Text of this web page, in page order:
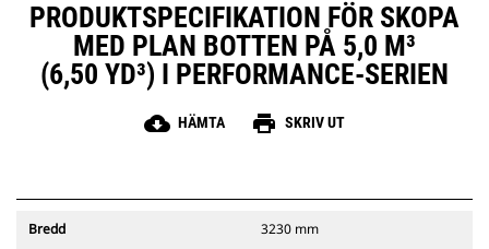
PRODUKTSPECIFIKATION FÖR SKOPA
MED PLAN BOTTEN PÅ 5,0 M³
(6,50 YD³) I PERFORMANCE-SERIEN
cloud_download HÄMTA print SKRIV UT
Bredd 3230 mm